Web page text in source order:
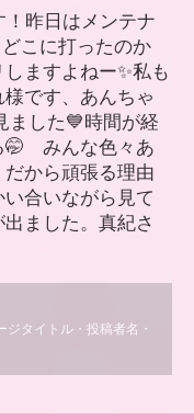
昨日はメンテナ
こに打ったのか
ますよねー✨私も
です、あんちゃ
ました💙時間が経
🤭 みんな色々あ
から頑張る理由
合いながら見て
ました。真紀さ
タイトル・投稿者名・